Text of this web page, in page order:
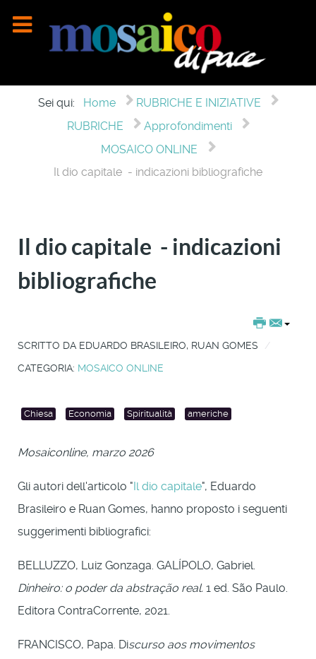
Sei qui: Home
RUBRICHE E INIZIATIVE
RUBRICHE
Approfondimenti
MOSAICO ONLINE
Il dio capitale - indicazioni bibliografiche
Il dio capitale - indicazioni
bibliografiche
SCRITTO DA EDUARDO BRASILEIRO, RUAN GOMES
CATEGORIA: MOSAICO ONLINE
Chiesa Economia Spiritualità americhe
Mosaiconline, marzo 2026
Gli autori dell'articolo " Il dio capitale", Eduardo
Brasileiro e Ruan Gomes, hanno proposto i seguenti
suggerimenti bibliografici:
BELLUZZO, Luiz Gonzaga. GALÍPOLO, Gabriel.
Dinheiro: o poder da abstração real. 1 ed. São Paulo.
Editora ContraCorrente, 2021.
FRANCISCO, Papa. Discurso aos movimentos